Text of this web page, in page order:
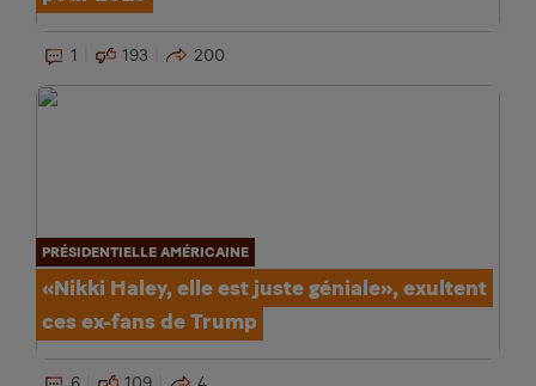
1 193 200
PRÉSIDENTIELLE AMÉRICAINE
«Nikki Haley, elle est juste géniale», exultent
ces ex-fans de Trump